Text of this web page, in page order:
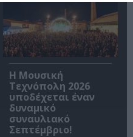
Η Μουσική
Τεχνόπολη 2026
υποδέχεται έναν
δυναμικό
συναυλιακό
Σεπτέμβριο!